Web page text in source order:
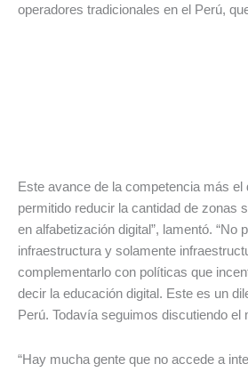
operadores tradicionales en el Perú,
Este avance de la competencia más
permitido reducir la cantidad de zonas
en alfabetización digital”, lamentó.
infraestructura y solamente
complementarlo con políticas que
decir la educación digital. Este es un
Perú. Todavía seguimos discutiendo el
“Hay mucha gente que no accede a